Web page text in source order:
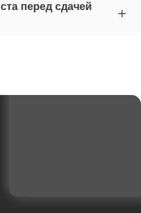
перед сдачей